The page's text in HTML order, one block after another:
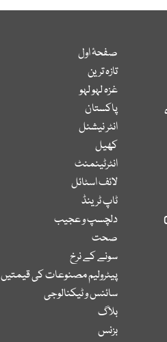
صفحۂ اول
تازہ ترین
غزہ لہو لہو
پاکستان
انٹر نیشنل
کھیل
انٹرٹینمنٹ
لائف اسٹائل
ٹاپ ٹرینڈ
دلچسپ و عجیب
صحت
سونے کے نرخ
پیٹرولیم مصنوعات کی قیمتیں
سائنس و ٹیکنالوجی
بلاگ
بزنس